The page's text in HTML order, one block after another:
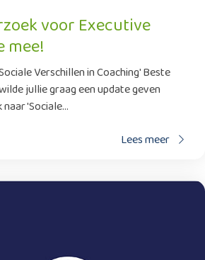
voor Executive
mee!
Verschillen in Coaching' Beste
jullie graag een update geven
'Sociale...
Lees meer